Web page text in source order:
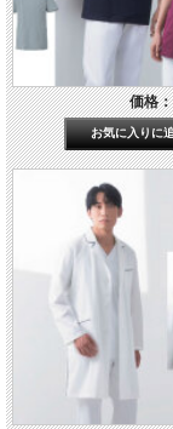
価格